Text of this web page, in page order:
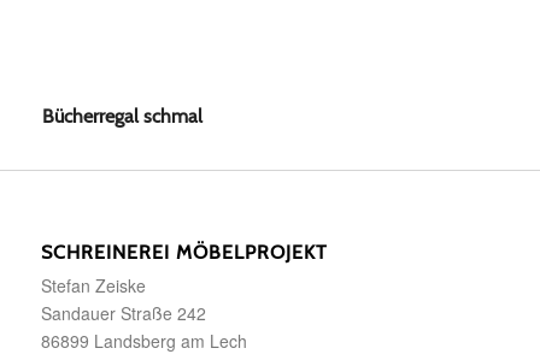
Bücherregal schmal
SCHREINEREI MÖBELPROJEKT
Stefan Zeiske
Sandauer Straße 242
86899 Landsberg am Lech